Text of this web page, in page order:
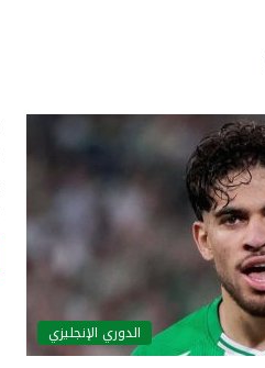
الدوري الإنجليزي